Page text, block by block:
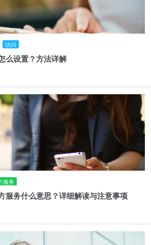
访问
么设置？方法详解
服务
服务什么意思？详细解读与注意事项